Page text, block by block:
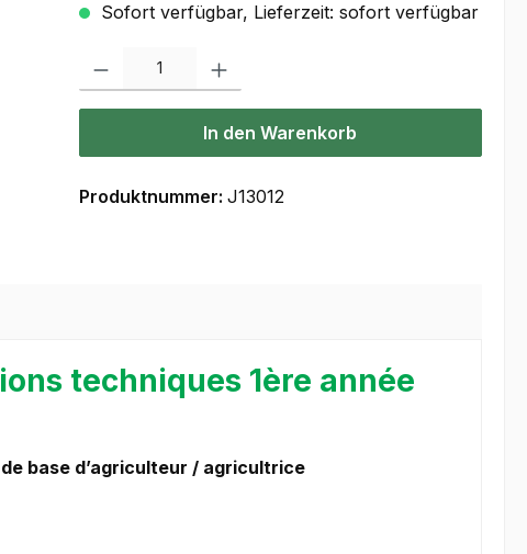
Sofort verfügbar, Lieferzeit: sofort verfügbar
In den Warenkorb
Produktnummer: J13012
techniques 1ère année
base d’agriculteur / agricultrice